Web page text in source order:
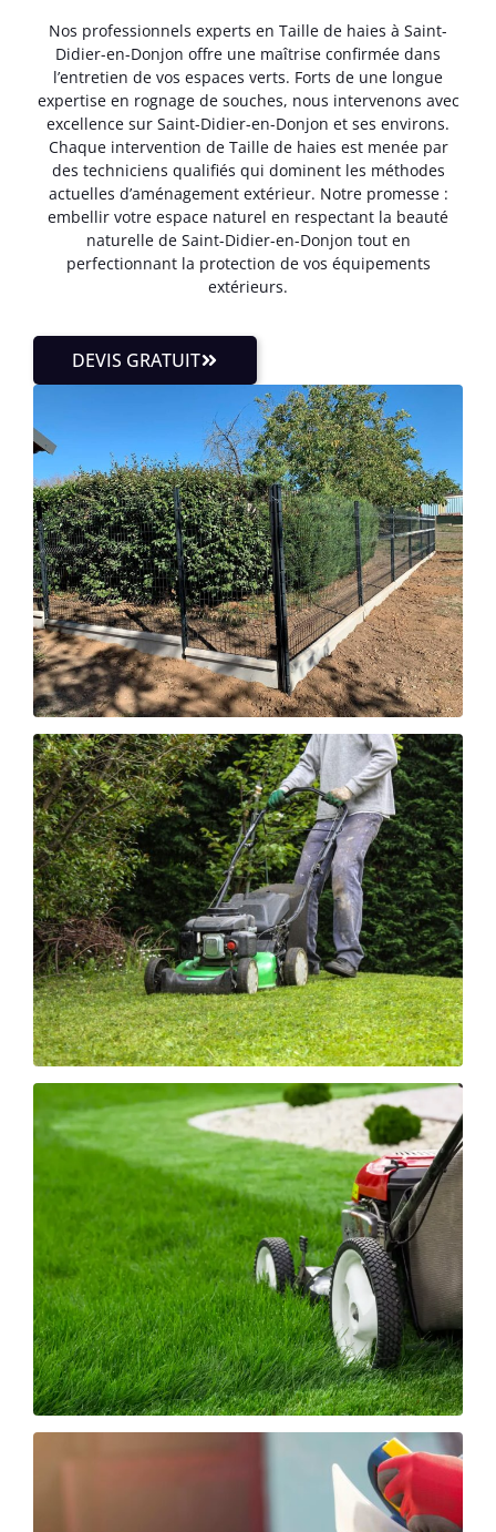
Nos professionnels experts en Taille de haies à Saint-
Didier-en-Donjon offre une maîtrise confirmée dans
l’entretien de vos espaces verts. Forts de une longue
expertise en rognage de souches, nous intervenons avec
excellence sur Saint-Didier-en-Donjon et ses environs.
Chaque intervention de Taille de haies est menée par
des techniciens qualifiés qui dominent les méthodes
actuelles d’aménagement extérieur. Notre promesse :
embellir votre espace naturel en respectant la beauté
naturelle de Saint-Didier-en-Donjon tout en
perfectionnant la protection de vos équipements
extérieurs.
DEVIS GRATUIT